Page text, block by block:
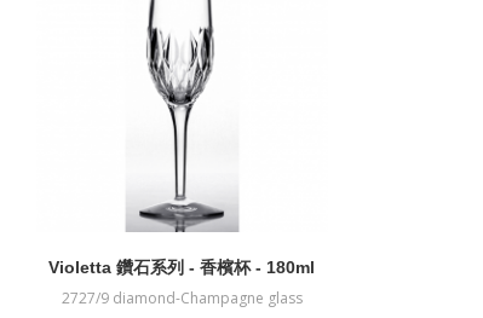
Violetta 鑽石系列 - 香檳杯 - 180ml
2727/9 diamond-Champagne glass